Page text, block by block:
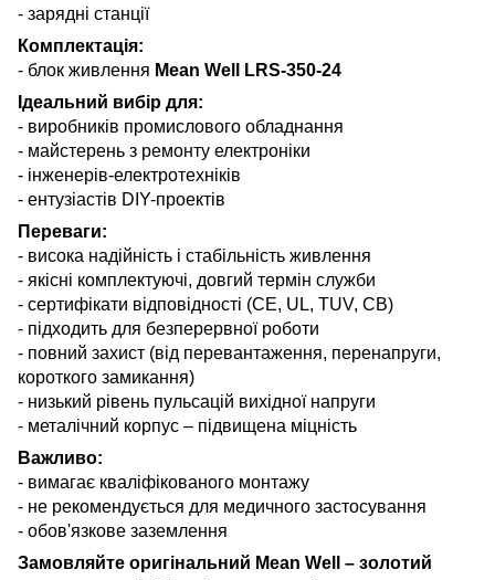
- зарядні станції
Комплектація:
- блок живлення Mean Well LRS-350-24
Ідеальний вибір для:
- виробників промислового обладнання
- майстерень з ремонту електроніки
- інженерів-електротехніків
- ентузіастів DIY-проектів
Переваги:
- висока надійність і стабільність живлення
- якісні комплектуючі, довгий термін служби
- сертифікати відповідності (CE, UL, TUV, CB)
- підходить для безперервної роботи
- повний захист (від перевантаження, перенапруги,
короткого замикання)
- низький рівень пульсацій вихідної напруги
- металічний корпус – підвищена міцність
Важливо:
- вимагає кваліфікованого монтажу
- не рекомендується для медичного застосування
- обов'язкове заземлення
Замовляйте оригінальний Mean Well – золотий